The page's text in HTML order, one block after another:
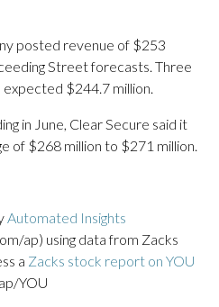
posted revenue of $253
Street forecasts. Three
$244.7 million.
in June, Clear Secure said it
of $268 million to $271 million.
Automated Insights
ap) using data from Zacks
a Zacks stock report on YOU
YOU